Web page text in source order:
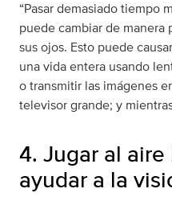
“Pasar demasiado tiempo
puede cambiar de
sus ojos. Esto puede
una vida entera usando
o transmitir las imágenes
televisor grande; y
4. Jugar al
ayudar a la